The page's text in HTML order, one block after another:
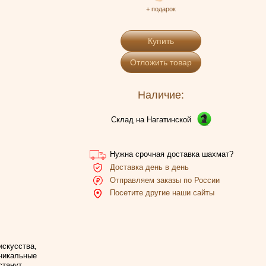
+ подарок
Купить
Отложить товар
Наличие:
Склад на Нагатинской
Нужна срочная доставка шахмат?
Доставка день в день
Отправляем заказы по России
Посетите другие наши сайты